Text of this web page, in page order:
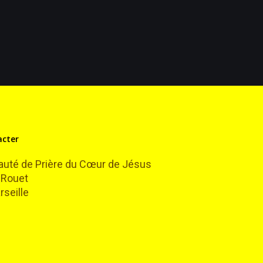
de Prière du Cœur de Jésus